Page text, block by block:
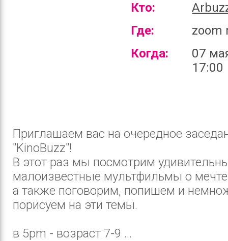
Кто:
Где:
zoom
Когда:
07
17:00
Приглашаем вас на очередное
"KinoBuzz"!
В этот раз мы посмотрим
малоизвестные мультфильмы о
а также поговорим, попишем и
порисуем на эти темы.
в 5pm - возраст 7-9 ...